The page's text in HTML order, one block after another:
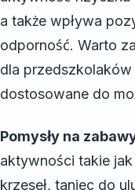
a także wpływa
odporność. Warto
dla przedszkolaków
dostosowane do
Pomysły na
aktywności takie
krzeseł, taniec do